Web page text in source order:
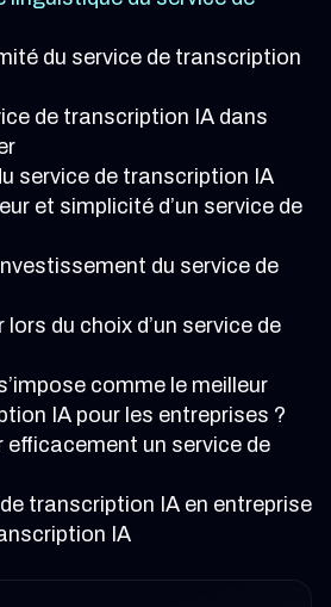
du service de transcription
de transcription IA dans
service de transcription IA
et simplicité d’un service de
du service de
du choix d’un service de
comme le meilleur
IA pour les entreprises ?
efficacement un service de
de transcription IA en entreprise
IA